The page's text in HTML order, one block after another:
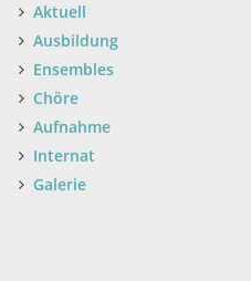
Aktuell
Ausbildung
Ensembles
Chöre
Aufnahme
Internat
Galerie